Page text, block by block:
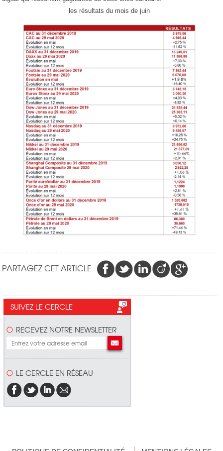
les résultats du mois de juin
PARTAGEZ CET ARTICLE
SUIVEZ LE CERCLE
RECEVEZ NOTRE NEWSLETTER
LE CERCLE EN RÉSEAU